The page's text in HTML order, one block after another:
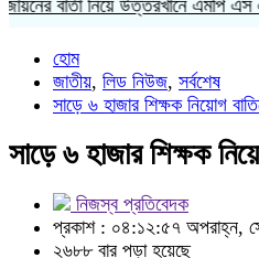
বার্তা নিয়ে উত্তরখানে এমপি এস এম
হোম
জাতীয়, লিড নিউজ, সর্বশেষ
সাড়ে ৬ হাজার শিক্ষক নিয়োগ
সাড়ে ৬ হাজার শিক্ষক
নিজস্ব প্রতিবেদক
প্রকাশ : ০৪:১২:৫৭ অপরাহ্ন,
২৬৮৮ বার পড়া হয়েছে